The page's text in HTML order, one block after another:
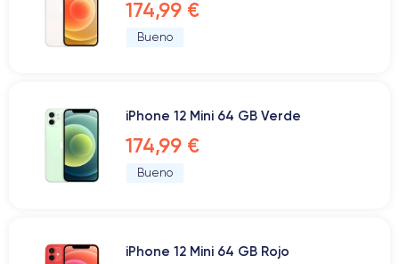
174,99 €
Bueno
iPhone 12 Mini 64 GB Verde
174,99 €
Bueno
iPhone 12 Mini 64 GB Rojo